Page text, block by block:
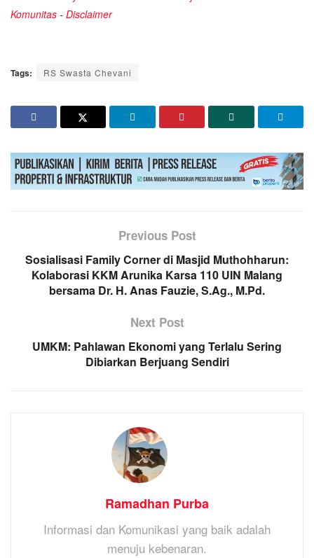
Komunitas - Disclaimer
Tags: RS Swasta Chevani
Previous Post
Sosialisasi Family Corner di Masjid Muthohharun:
Kolaborasi KKM Arunika Karsa 110 UIN Malang
bersama Dr. H. Anas Fauzie, S.Ag., M.Pd.
Next Post
UMKM: Pahlawan Ekonomi yang Terlalu Sering
Dibiarkan Berjuang Sendiri
Ramadhan Purba
Informasi dan Komunikasi yang baik adalah
menuju kebenaran.